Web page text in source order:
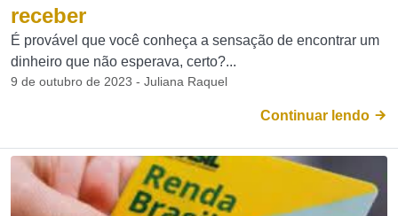
receber
É provável que você conheça a sensação de encontrar um
dinheiro que não esperava, certo?...
9 de outubro de 2023 - Juliana Raquel
Continuar lendo